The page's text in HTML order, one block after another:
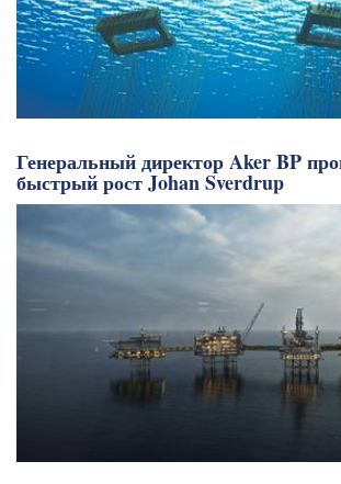
Генеральный директор Aker BP
быстрый рост Johan Sverdrup